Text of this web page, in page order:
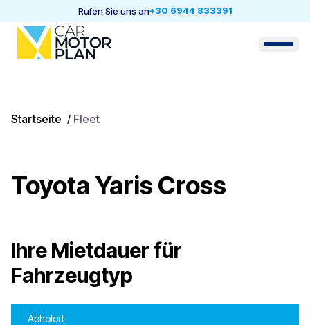
Rufen Sie uns an+30 6944 833391
Startseite / Fleet
Toyota Yaris Cross
Ihre Mietdauer für
Fahrzeugtyp
Abholort